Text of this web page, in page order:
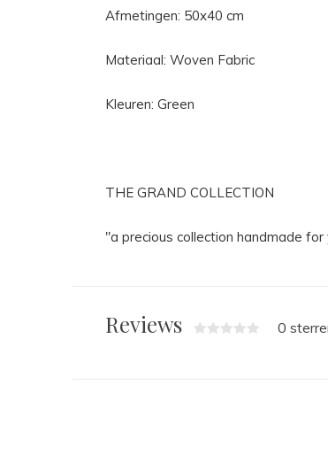
Afmetingen: 50x40 cm
Materiaal: Woven Fabric
Kleuren: Green
THE GRAND COLLECTION
"a precious collection handmade for
Reviews 0